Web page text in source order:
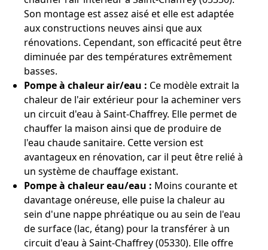
Son montage est assez aisé et elle est adaptée
aux constructions neuves ainsi que aux
rénovations. Cependant, son efficacité peut être
diminuée par des températures extrêmement
basses.
Pompe à chaleur air/eau : Ce modèle extrait la
chaleur de l'air extérieur pour la acheminer vers
un circuit d'eau à Saint-Chaffrey. Elle permet de
chauffer la maison ainsi que de produire de
l'eau chaude sanitaire. Cette version est
avantageux en rénovation, car il peut être relié à
un système de chauffage existant.
Pompe à chaleur eau/eau : Moins courante et
davantage onéreuse, elle puise la chaleur au
sein d'une nappe phréatique ou au sein de l'eau
de surface (lac, étang) pour la transférer à un
circuit d'eau à Saint-Chaffrey (05330). Elle offre